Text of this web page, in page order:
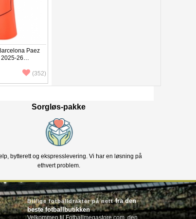
Paez
26
(352)
Sorgløs-pakke
bytterett og ekspresslevering. Vi har en løsning på
ethvert problem.
Billige fotballdrakter på nettfra den
beste fotballbutikken
Velkommen til Fotballmegastore.com, den